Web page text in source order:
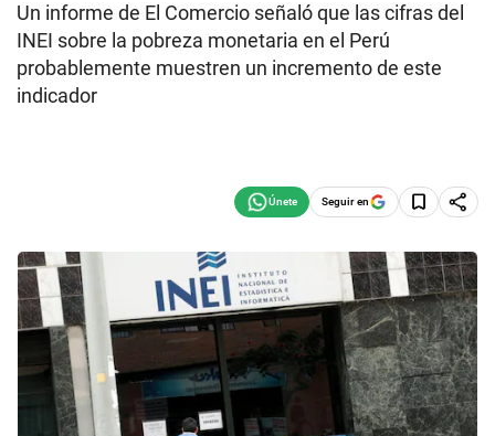
Un informe de El Comercio señaló que las cifras del
INEI sobre la pobreza monetaria en el Perú
probablemente muestren un incremento de este
indicador
Seguir en